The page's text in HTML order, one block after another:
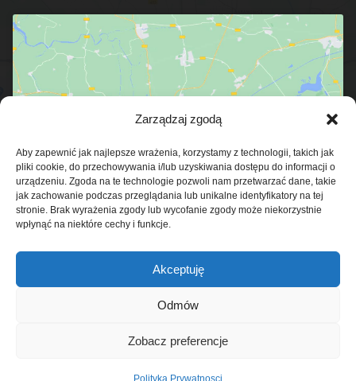
Zarządzaj zgodą
Aby zapewnić jak najlepsze wrażenia, korzystamy z technologii, takich jak
pliki cookie, do przechowywania i/lub uzyskiwania dostępu do informacji o
urządzeniu. Zgoda na te technologie pozwoli nam przetwarzać dane, takie
jak zachowanie podczas przeglądania lub unikalne identyfikatory na tej
stronie. Brak wyrażenia zgody lub wycofanie zgody może niekorzystnie
wpłynąć na niektóre cechy i funkcje.
Akceptuję
Odmów
Zobacz preferencje
Polityka Prywatnosci
Kliknij, żeby zaakceptować marketing pliki